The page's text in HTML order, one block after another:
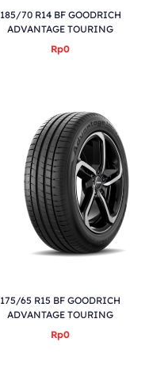
185/70 R14 BF GOODRICH
ADVANTAGE TOURING
Rp0
175/65 R15 BF GOODRICH
ADVANTAGE TOURING
Rp0